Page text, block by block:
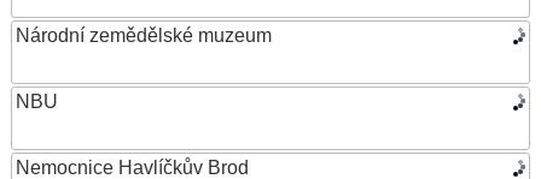
Národní zemědělské muzeum
NBU
Nemocnice Havlíčkův Brod